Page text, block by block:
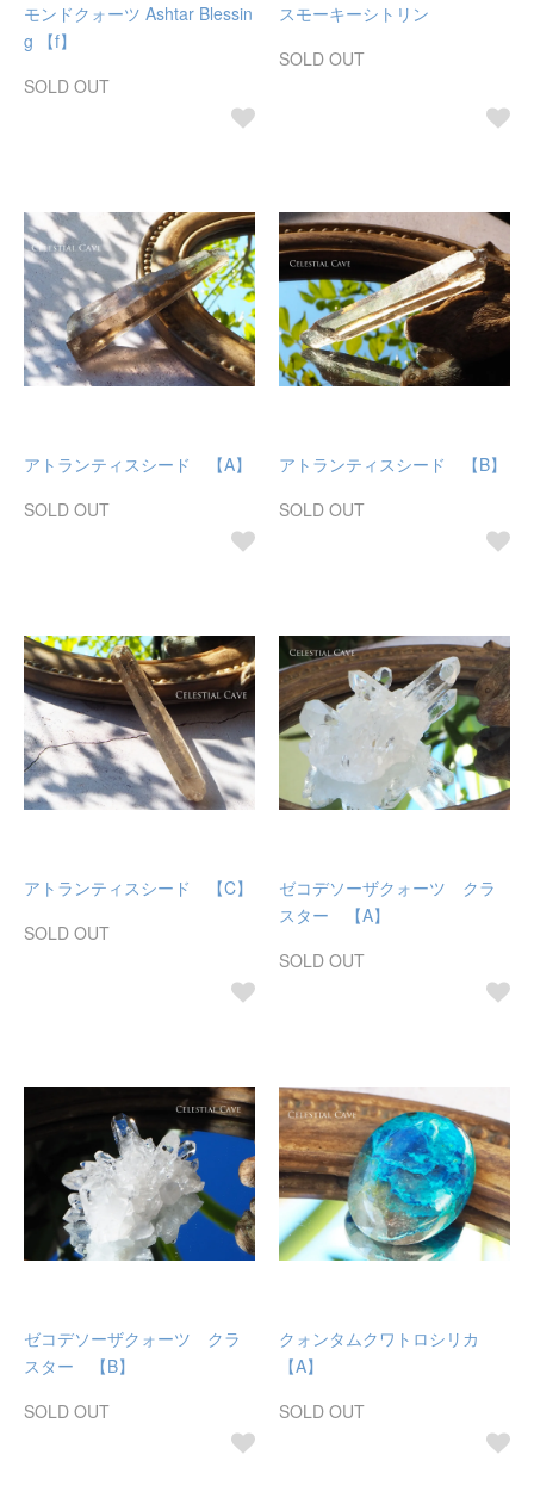
モンドクォーツ Ashtar Blessin
g 【f】
SOLD OUT
スモーキーシトリン
SOLD OUT
アトランティスシード 【A】
SOLD OUT
アトランティスシード 【B】
SOLD OUT
アトランティスシード 【C】
SOLD OUT
ゼコデソーザクォーツ クラ
スター 【A】
SOLD OUT
ゼコデソーザクォーツ クラ
スター 【B】
SOLD OUT
クォンタムクワトロシリカ
【A】
SOLD OUT